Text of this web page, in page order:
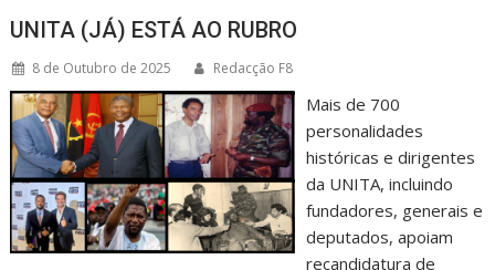
UNITA (JÁ) ESTÁ AO RUBRO
8 de Outubro de 2025 Redacção F8
Mais de 700
personalidades
históricas e dirigentes
da UNITA, incluindo
fundadores, generais e
deputados, apoiam
recandidatura de